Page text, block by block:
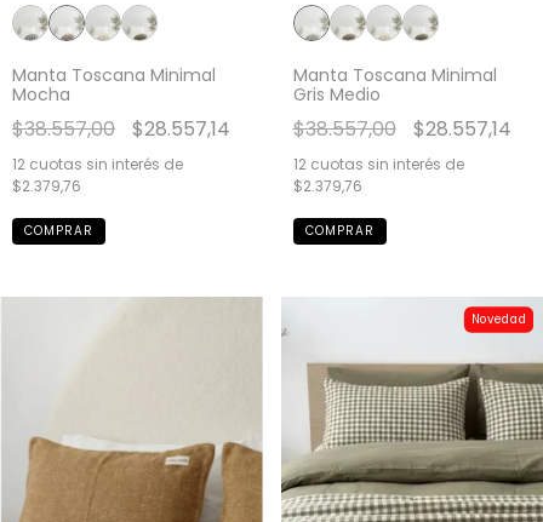
Manta Toscana Minimal
Mocha
$38.557,00 $28.557,14
12 cuotas sin interés de
$2.379,76
Manta Toscana Minimal
Gris Medio
$38.557,00 $28.557,14
12 cuotas sin interés de
$2.379,76
Novedad